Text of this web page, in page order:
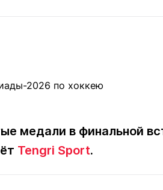
Реклама Пресс-центр
медали в финальной
Tengri Sport.